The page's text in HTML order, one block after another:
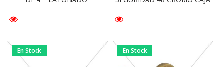
En Stock En Stock